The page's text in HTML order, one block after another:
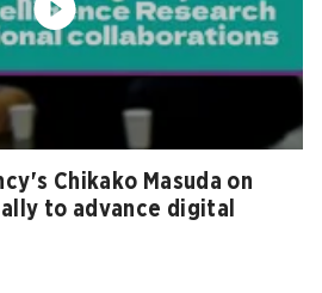
Chikako Masuda on
to advance digital